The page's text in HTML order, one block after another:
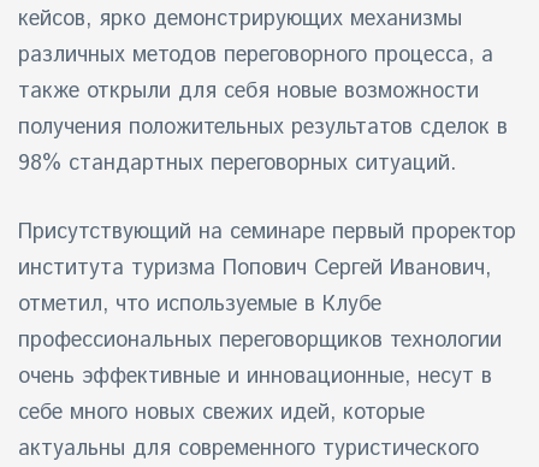
кейсов, ярко демонстрирующих механизмы
различных методов переговорного процесса, а
также открыли для себя новые возможности
получения положительных результатов сделок в
98% стандартных переговорных ситуаций.
Присутствующий на семинаре первый проректор
института туризма Попович Сергей Иванович,
отметил, что используемые в Клубе
профессиональных переговорщиков технологии
очень эффективные и инновационные, несут в
себе много новых свежих идей, которые
актуальны для современного туристического